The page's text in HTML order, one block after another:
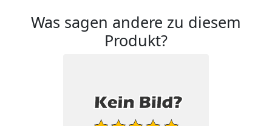
Was sagen andere zu diesem
Produkt?